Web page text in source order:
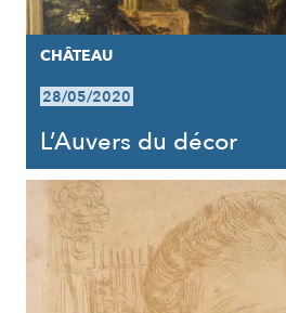
CHÂTEAU
28/05/2020
L’Auvers du décor